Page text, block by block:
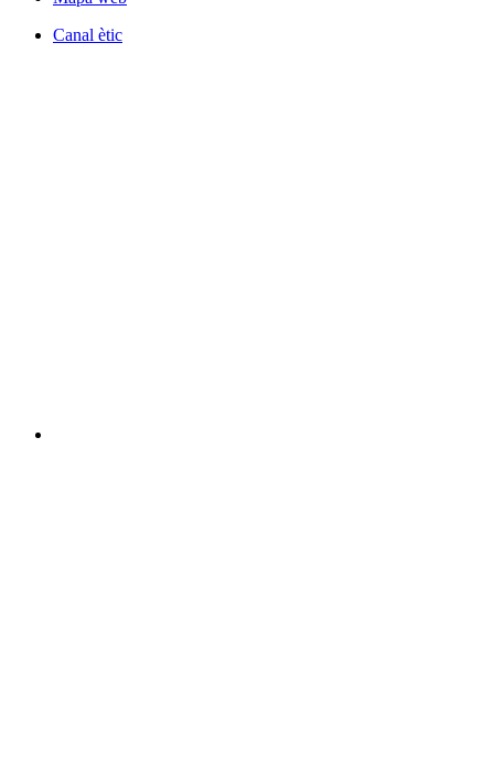
Canal ètic